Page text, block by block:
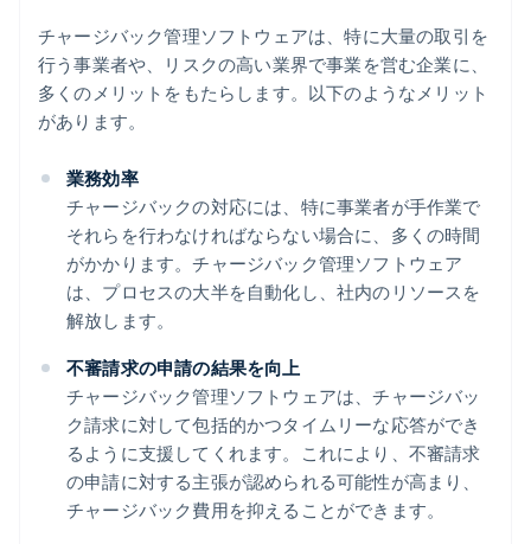
チャージバック管理ソフトウェアは、特に大量の取引を
行う事業者や、リスクの高い業界で事業を営む企業に、
多くのメリットをもたらします。以下のようなメリット
があります。
業務効率
チャージバックの対応には、特に事業者が手作業で
それらを行わなければならない場合に、多くの時間
がかかります。チャージバック管理ソフトウェア
は、プロセスの大半を自動化し、社内のリソースを
解放します。
不審請求の申請の結果を向上
チャージバック管理ソフトウェアは、チャージバッ
ク請求に対して包括的かつタイムリーな応答ができ
るように支援してくれます。これにより、不審請求
の申請に対する主張が認められる可能性が高まり、
チャージバック費用を抑えることができます。